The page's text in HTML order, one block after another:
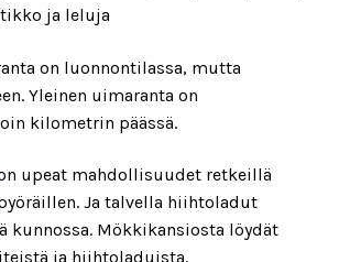
ja leluja
on luonnontilassa, mutta
Yleinen uimaranta on
kilometrin päässä.
upeat mahdollisuudet retkeillä
Ja talvella hiihtoladut
kunnossa. Mökkikansiosta löydät
ja hiihtoladuista.